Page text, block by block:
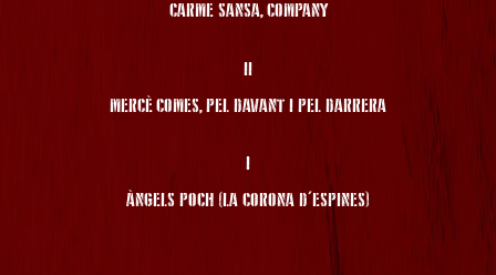
CARME SANSA, COMPANY
II
MERCÈ COMES, PEL DAVANT I PEL DARRERA
I
ÀNGELS POCH (LA CORONA D'ESPINES)